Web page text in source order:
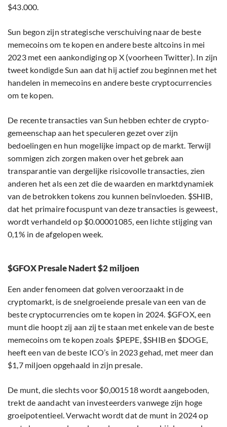
$43.000.
Sun begon zijn strategische verschuiving naar de beste
memecoins om te kopen en andere beste altcoins in mei
2023 met een aankondiging op X (voorheen Twitter). In zijn
tweet kondigde Sun aan dat hij actief zou beginnen met het
handelen in memecoins en andere beste cryptocurrencies
om te kopen.
De recente transacties van Sun hebben echter de crypto-
gemeenschap aan het speculeren gezet over zijn
bedoelingen en hun mogelijke impact op de markt. Terwijl
sommigen zich zorgen maken over het gebrek aan
transparantie van dergelijke risicovolle transacties, zien
anderen het als een zet die de waarden en marktdynamiek
van de betrokken tokens zou kunnen beïnvloeden. $SHIB,
dat het primaire focuspunt van deze transacties is geweest,
wordt verhandeld op $0.00001085, een lichte stijging van
0,1% in de afgelopen week.
$GFOX Presale Nadert $2 miljoen
Een ander fenomeen dat golven veroorzaakt in de
cryptomarkt, is de snelgroeiende presale van een van de
beste cryptocurrencies om te kopen in 2024. $GFOX, een
munt die hoopt zij aan zij te staan met enkele van de beste
memecoins om te kopen zoals $PEPE, $SHIB en $DOGE,
heeft een van de beste ICO’s in 2023 gehad, met meer dan
$1,7 miljoen opgehaald in zijn presale.
De munt, die slechts voor $0,001518 wordt aangeboden,
trekt de aandacht van investeerders vanwege zijn hoge
groeipotentieel. Verwacht wordt dat de munt in 2024 op